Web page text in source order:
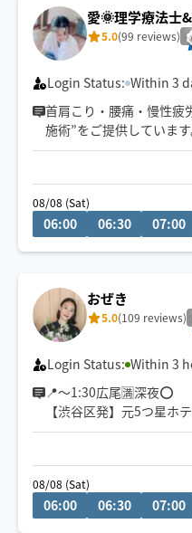
愛🌞理学療法士
5.0(99 reviews)
Login Status: Within 3
首肩こり・腰痛・慢性疲
施術”をご提供していま
と多様な手技でしっかり
たい方には90分以上が
区以外は90分以上でご案
りますので、片道1時間
てご予約いただけますと
08/08 (Sat)
06:00 06:30 07:00
おぜき
5.0(109 reviews)
Login Status: Within 3
📍～1:30広尾🈵️深夜⭕
【渋谷区発】元5つ星ホ
暖かいと好評🤚じんわり
23:00以降は90分からお
リピーター様、いつもあ
08/08 (Sat)
06:00 06:30 07:00